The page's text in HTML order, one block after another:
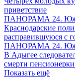
приветствие
ПАНОРАМА 24.
Краснодарские
расправившуюся с
ПАНОРАМА 24.
В Адыгее
смерти
Показать ещё